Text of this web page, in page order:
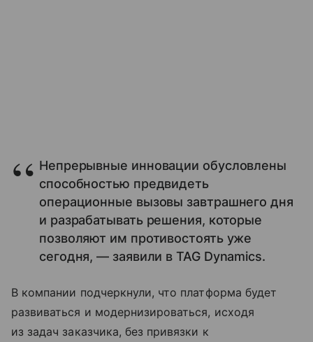
Непрерывные инновации обусловлены
способностью предвидеть
операционные вызовы завтрашнего дня
и разрабатывать решения, которые
позволяют им противостоять уже
сегодня, — заявили в TAG Dynamics.
В компании подчеркнули, что платформа будет
развиваться и модернизироваться, исходя
из задач заказчика, без привязки к